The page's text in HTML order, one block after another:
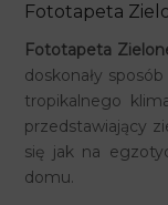
Fototapeta
Fototapeta
doskonały
tropikalnego
przedstawiający
się jak na
domu.